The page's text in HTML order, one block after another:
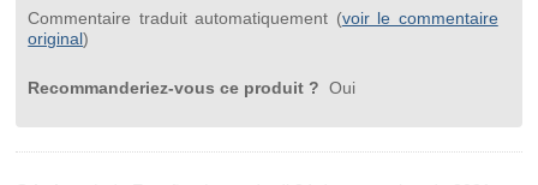
Commentaire traduit automatiquement (voir le commentaire
original)
Recommanderiez-vous ce produit ? Oui